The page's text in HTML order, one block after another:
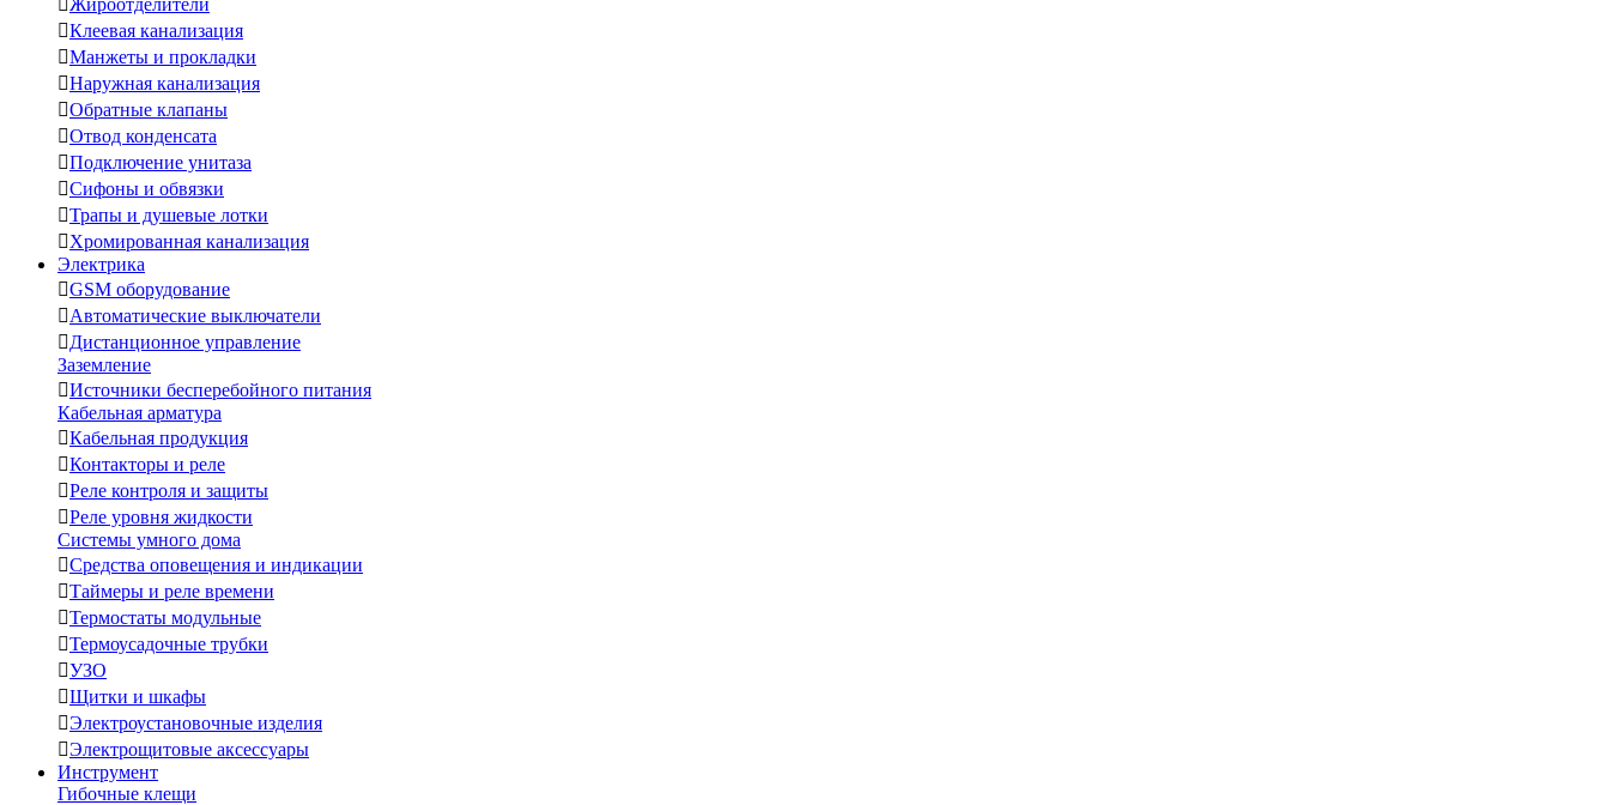
Жироотделители
Клеевая канализация
Манжеты и прокладки
Наружная канализация
Обратные клапаны
Отвод конденсата
Подключение унитаза
Сифоны и обвязки
Трапы и душевые лотки
Хромированная канализация
Электрика
GSM оборудование
Автоматические выключатели
Дистанционное управление
Заземление
Источники бесперебойного питания
Кабельная арматура
Кабельная продукция
Контакторы и реле
Реле контроля и защиты
Реле уровня жидкости
Системы умного дома
Средства оповещения и индикации
Таймеры и реле времени
Термостаты модульные
Термоусадочные трубки
УЗО
Щитки и шкафы
Электроустановочные изделия
Электрощитовые аксессуары
Инструмент
Гибочные клещи